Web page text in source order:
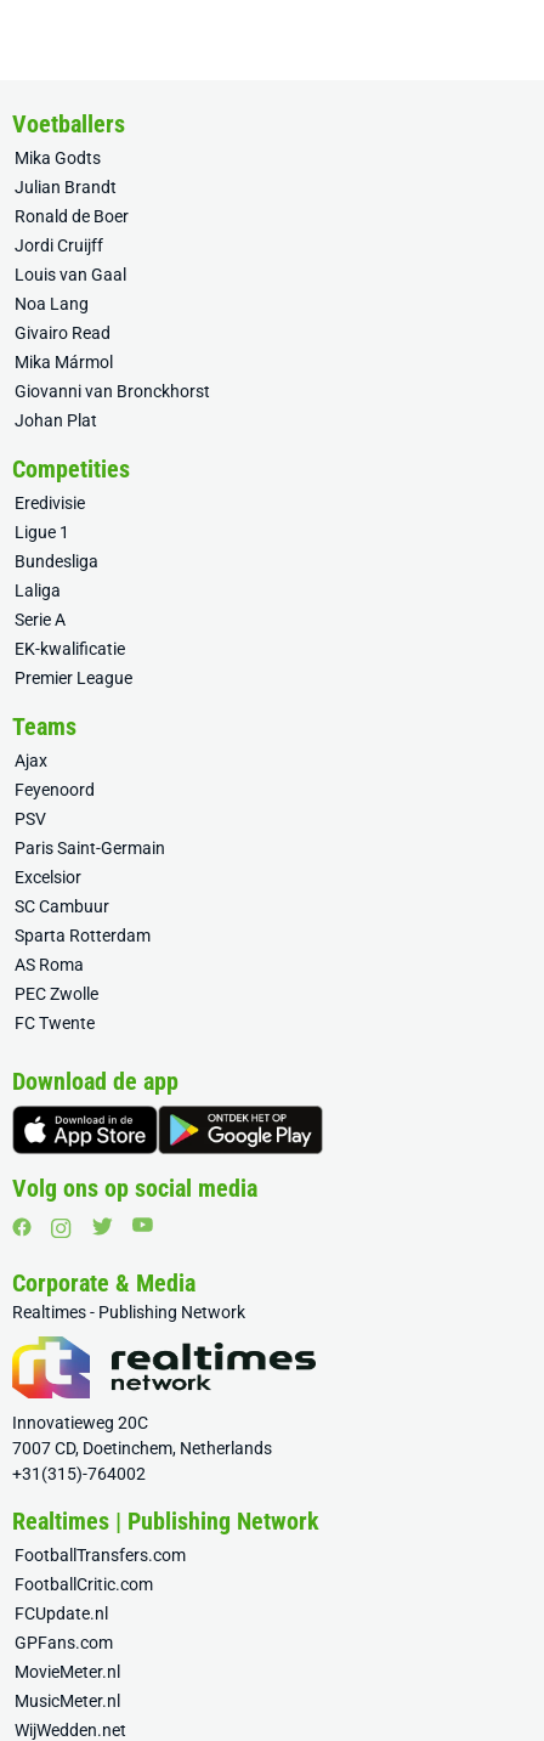
Voetballers
Mika Godts
Julian Brandt
Ronald de Boer
Jordi Cruijff
Louis van Gaal
Noa Lang
Givairo Read
Mika Mármol
Giovanni van Bronckhorst
Johan Plat
Competities
Eredivisie
Ligue 1
Bundesliga
Laliga
Serie A
EK-kwalificatie
Premier League
Teams
Ajax
Feyenoord
PSV
Paris Saint-Germain
Excelsior
SC Cambuur
Sparta Rotterdam
AS Roma
PEC Zwolle
FC Twente
Download de app
Volg ons op social media
Corporate & Media
Realtimes - Publishing Network
Innovatieweg 20C
7007 CD, Doetinchem, Netherlands
+31(315)-764002
Realtimes | Publishing Network
FootballTransfers.com
FootballCritic.com
FCUpdate.nl
GPFans.com
MovieMeter.nl
MusicMeter.nl
WijWedden.net